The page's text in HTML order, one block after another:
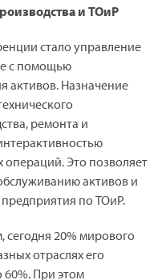
и ТОиР
стало управление
с помощью
активов. Назначение
ремонта и
Это позволяет
активов и
по ТОиР.
сегодня 20% мирового
отраслях его
60%. При этом